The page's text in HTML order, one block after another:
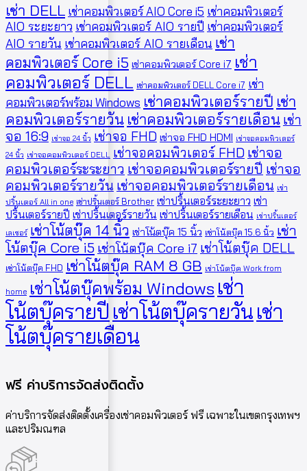
เช่า DELL เช่าคอมพิวเตอร์ AIO Core i5 เช่าคอมพิวเตอร์
AIO ระยะยาว เช่าคอมพิวเตอร์ AIO รายปี เช่าคอมพิวเตอร์
AIO รายวัน เช่าคอมพิวเตอร์ AIO รายเดือน เช่า
คอมพิวเตอร์ Core i5 เช่าคอมพิวเตอร์ Core i7 เช่า
คอมพิวเตอร์ DELL เช่าคอมพิวเตอร์ DELL Core i7 เช่า
คอมพิวเตอร์พร้อม Windows เช่าคอมพิวเตอร์รายปี เช่า
คอมพิวเตอร์รายวัน เช่าคอมพิวเตอร์รายเดือน เช่า
จอ 16:9 เช่าจอ 24 นิ้ว เช่าจอ FHD เช่าจอ FHD HDMI เช่าจอคอมพิวเตอร์
24 นิ้ว เช่าจอคอมพิวเตอร์ DELL เช่าจอคอมพิวเตอร์ FHD เช่าจอ
คอมพิวเตอร์ระระยาว เช่าจอคอมพิวเตอร์รายปี เช่าจอ
คอมพิวเตอร์รายวัน เช่าจอคอมพิวเตอร์รายเดือน เช่า
ปริ้นเตอร์ All in one เช่าปริ้นเตอร์ Brother เช่าปริ้นเตอร์ระยะยาว เช่า
ปริ้นเตอร์รายปี เช่าปริ้นเตอร์รายวัน เช่าปริ้นเตอร์รายเดือน เช่าปริ้นเตอร์
เลเซอร์ เช่าโน้ตบุ๊ค 14 นิ้ว เช่าโน้ตบุ๊ค 15 นิ้ว เช่าโน้ตบุ๊ค 15.6 นิ้ว เช่า
โน้ตบุ๊ค Core i5 เช่าโน้ตบุ๊ค Core i7 เช่าโน้ตบุ๊ค DELL
เช่าโน้ตบุ๊ค FHD เช่าโน้ตบุ๊ค RAM 8 GB เช่าโน้ตบุ๊ค Work from
home เช่าโน้ตบุ๊คพร้อม Windows เช่า
โน้ตบุ๊ครายปี เช่าโน้ตบุ๊ครายวันเช่า
โน้ตบุ๊ครายเดือน
ฟรี ค่าบริการจัดส่งติดตั้ง
ค่าบริการจัดส่งติดตั้งเครื่องเช่าคอมพิวเตอร์ ฟรี เฉพาะในเขตกรุงเทพฯ
และปริมณฑล